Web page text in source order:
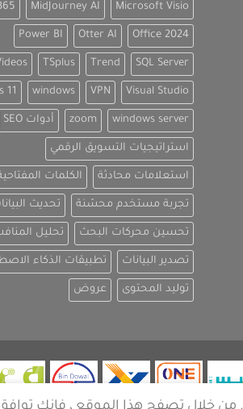
Microsoft Visio
MidJourney AI
Office 2024
Otter AI
Power BI
SQL Server
Trend
TSplus
Visual Studio
VPN
windows
11
windows server
zoom أدوات SEO
استراتيجيات التسويق الرقمي
استعلامات محادثة الكلمات
تجربة مستخدم محسّنة تحديث
تحسين محركات البحث تحليل
تصدير البيانات تطبيقات الذكاء
توليد المحتوى عروض